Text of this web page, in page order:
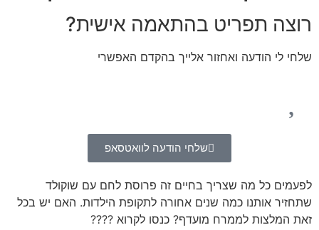
רוצה תפריט בהתאמה אישית?
שלחי לי הודעה ואחזור אלייך בהקדם האפשרי
שלחי הודעה לוואטסאפ
לפעמים כל מה שצריך בחיים זה פרוסת לחם עם שוקולד
שתחזיר אותנו כמה שנים אחורה לתקופת הילדות. האם יש בכל
זאת המלצות לממרח מועדף? כנסו לקרוא ????